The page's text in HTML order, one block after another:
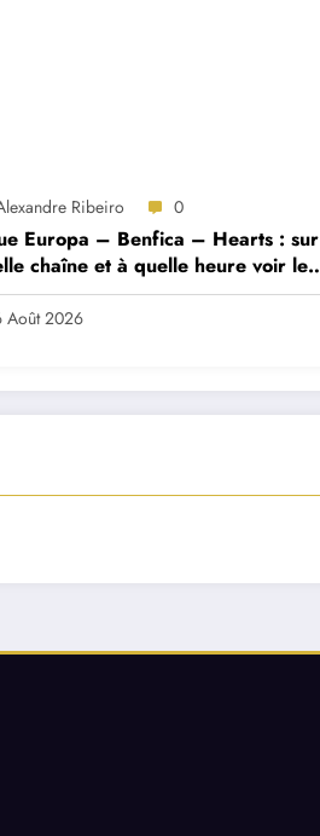
Ribeiro 0
Europa – Benfica – Hearts : sur
chaîne et à quelle heure voir le
?
Août 2026